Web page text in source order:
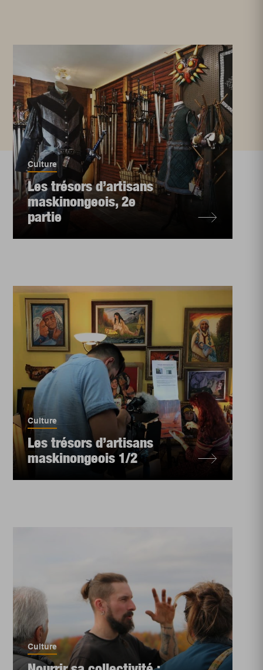
Culture
Les trésors d’artisans
maskinongeois, 2e
partie
Culture
Les trésors d’artisans
maskinongeois 1/2
Culture